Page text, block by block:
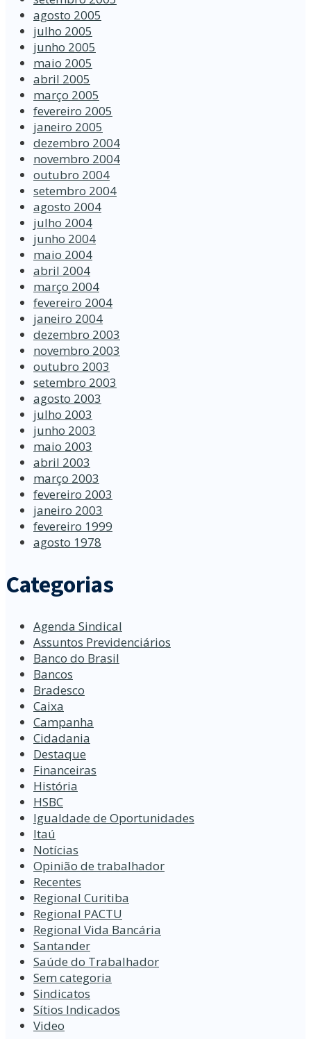
agosto 2005
julho 2005
junho 2005
maio 2005
abril 2005
março 2005
fevereiro 2005
janeiro 2005
dezembro 2004
novembro 2004
outubro 2004
setembro 2004
agosto 2004
julho 2004
junho 2004
maio 2004
abril 2004
março 2004
fevereiro 2004
janeiro 2004
dezembro 2003
novembro 2003
outubro 2003
setembro 2003
agosto 2003
julho 2003
junho 2003
maio 2003
abril 2003
março 2003
fevereiro 2003
janeiro 2003
fevereiro 1999
agosto 1978
Categorias
Agenda Sindical
Assuntos Previdenciários
Banco do Brasil
Bancos
Bradesco
Caixa
Campanha
Cidadania
Destaque
Financeiras
História
HSBC
Igualdade de Oportunidades
Itaú
Notícias
Opinião de trabalhador
Recentes
Regional Curitiba
Regional PACTU
Regional Vida Bancária
Santander
Saúde do Trabalhador
Sem categoria
Sindicatos
Sítios Indicados
Video